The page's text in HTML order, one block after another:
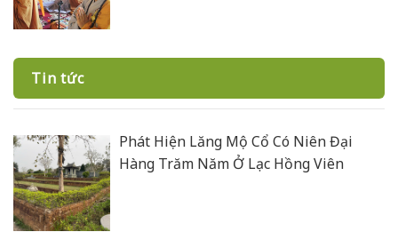
Tin tức
Phát Hiện Lăng Mộ Cổ Có Niên Đại
Hàng Trăm Năm Ở Lạc Hồng Viên